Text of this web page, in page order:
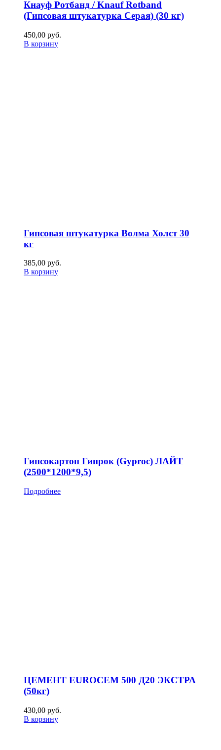
Кнауф Ротбанд / Knauf Rotband
(Гипсовая штукатурка Серая) (30 кг)
450,00 руб.
В корзину
Гипсовая штукатурка Волма Холст 30
кг
385,00 руб.
В корзину
Гипсокартон Гипрок (Gyproc) ЛАЙТ
(2500*1200*9,5)
Подробнее
ЦЕМЕНТ EUROCEM 500 Д20 ЭКСТРА
(50кг)
430,00 руб.
В корзину